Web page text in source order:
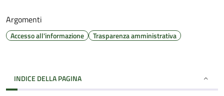
Argomenti
Accesso all'informazione Trasparenza amministrativa
INDICE DELLA PAGINA